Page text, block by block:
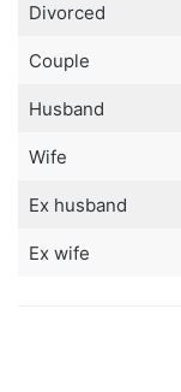
Divorced
Couple
Husband
Wife
Ex husband
Ex wife